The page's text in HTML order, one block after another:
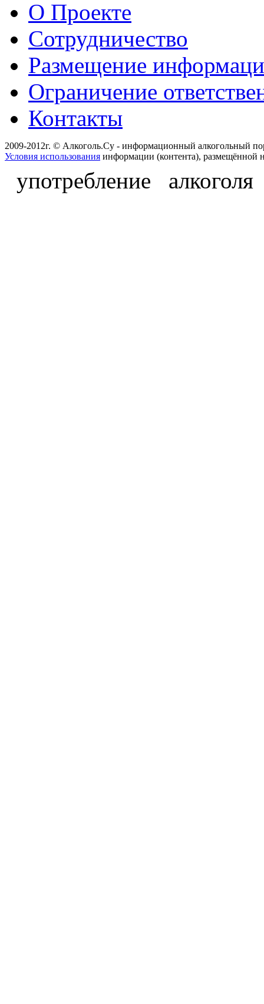
О Проекте
Сотрудничество
Размещение
Ограничение
Контакты
2009-2012г. © Алкоголь.Су - информационный алкогольный
Условия использования информации (контента), размещённой
употребление